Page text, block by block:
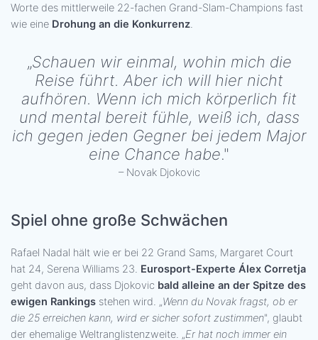
Worte des mittlerweile 22-fachen Grand-Slam-Champions fast
wie eine Drohung an die Konkurrenz.
„Schauen wir einmal, wohin mich die
Reise führt. Aber ich will hier nicht
aufhören. Wenn ich mich körperlich fit
und mental bereit fühle, weiß ich, dass
ich gegen jeden Gegner bei jedem Major
eine Chance habe."
– Novak Djokovic
Spiel ohne große Schwächen
Rafael Nadal hält wie er bei 22 Grand Sams, Margaret Court
hat 24, Serena Williams 23. Eurosport-Experte Álex Corretja
geht davon aus, dass Djokovic bald alleine an der Spitze des
ewigen Rankings stehen wird. „Wenn du Novak fragst, ob er
die 25 erreichen kann, wird er sicher sofort zustimmen", glaubt
der ehemalige Weltranglistenzweite. „Er hat noch immer ein